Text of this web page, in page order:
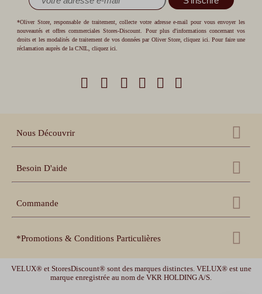
*Oliver Store, responsable de traitement, collecte votre adresse e-mail pour vous envoyer les
nouveautés et offres commerciales Stores-Discount. Pour plus d'informations concernant vos
droits et les modalités de traitement de vos données par Oliver Store,cliquez ici . Pour faire une
réclamation auprès de la CNIL,cliquez ici
Nous Découvrir
Accessoires
Espace pro revendeur
Espace collectivités
Besoin D'aide
Vidéos de pose
Commande
Délais de livraison etgaranties
*Promotions & Conditions Particulières
Livraison offerteuniquement sur les volets roulants. Livraison offerte en France
métropolitaine (hors Corse, Belgique, et Luxembourg). Offre valable jusqu'au
VELUX® et StoresDiscount® sont des marques distinctes. VELUX® est une
marque enregistrée au nom de VKR HOLDING A/S.